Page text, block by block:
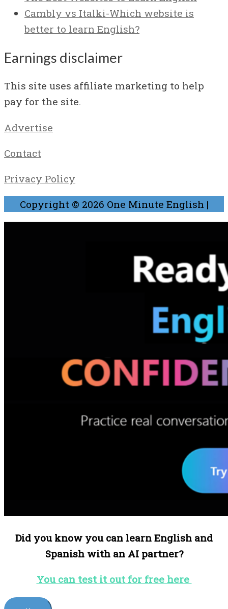
Cambly vs Italki-Which website is
better to learn English?
Earnings disclaimer
This site uses affiliate marketing to help
pay for the site.
Advertise
Contact
Privacy Policy
Copyright © 2026 One Minute English |
Did you know you can learn English and
Spanish with an AI partner?
You can test it out for free here